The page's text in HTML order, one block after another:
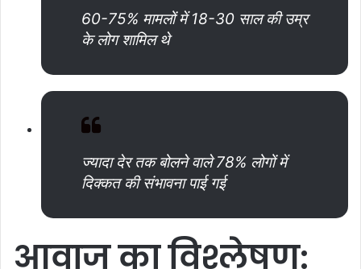
60-75% मामलों में 18-30 साल की उम्र
के लोग शामिल थे
ज्यादा देर तक बोलने वाले 78% लोगों में
दिक्कत की संभावना पाई गई
आवाजकाविश्लेषण: